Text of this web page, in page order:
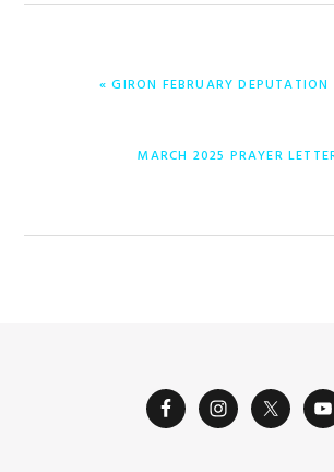
PREVIOUS
« GIRON FEBRUARY DEPUTATION
NEXT
MARCH 2025 PRAYER